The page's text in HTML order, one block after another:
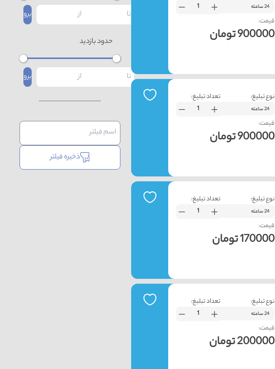
برو
حدود بازدید
برو
ذخیره فیلتر
24 ساعته
قیمت:
900000 تومان
نوع تبلیغ:
24 ساعته
تعداد تبلیغ:
قیمت:
900000 تومان
نوع تبلیغ:
24 ساعته
تعداد تبلیغ:
قیمت:
170000 تومان
نوع تبلیغ:
24 ساعته
تعداد تبلیغ:
قیمت:
200000 تومان